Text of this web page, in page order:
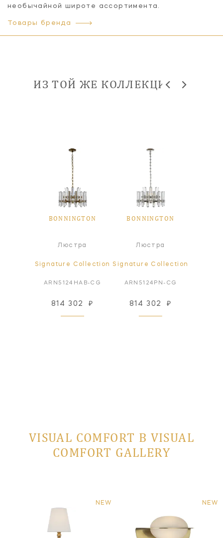
необычайной широте ассортимента.
Товары бренда
ИЗ ТОЙ ЖЕ КОЛЛЕКЦИИ
BONNINGTON
Люстра
Signature Collection
ARN5124HAB-CG
814 302 ₽
BONNINGTON
Люстра
Signature Collection
ARN5124PN-CG
814 302 ₽
VISUAL COMFORT В VISUAL
COMFORT GALLERY
NEW NEW